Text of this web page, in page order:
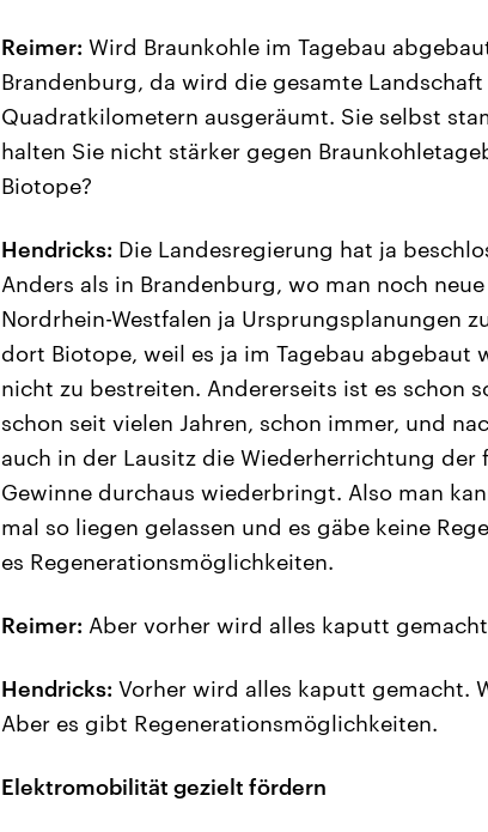
Reimer: Wird Braunkohle im Tagebau
Brandenburg, da wird die gesamte
Quadratkilometern ausgeräumt. Sie selbst
halten Sie nicht stärker gegen
Biotope?
Hendricks: Die Landesregierung hat ja
Anders als in Brandenburg, wo man noch
Nordrhein-Westfalen ja Ursprungsplanungen
dort Biotope, weil es ja im Tagebau abgebaut
nicht zu bestreiten. Andererseits ist es schon
schon seit vielen Jahren, schon immer, und
auch in der Lausitz die Wiederherrichtung
Gewinne durchaus wiederbringt. Also man
mal so liegen gelassen und es gäbe keine
es Regenerationsmöglichkeiten.
Reimer: Aber vorher wird alles kaputt
Hendricks: Vorher wird alles kaputt gemacht.
Aber es gibt Regenerationsmöglichkeiten.
Elektromobilität gezielt fördern